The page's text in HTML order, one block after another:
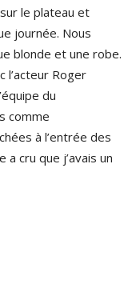
le plateau et
journée. Nous
blonde et une robe.
l’acteur Roger
du
comme
à l’entrée des
cru que j’avais un